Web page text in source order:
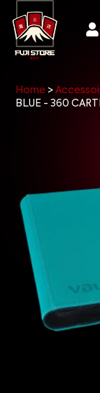
Home >
BLUE - 360